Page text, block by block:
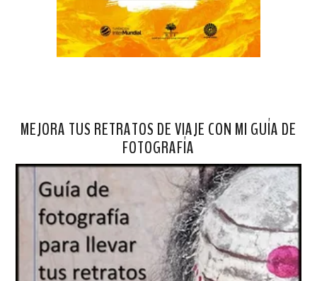
MEJORA TUS RETRATOS DE VIAJE CON MI GUÍA DE
FOTOGRAFÍA